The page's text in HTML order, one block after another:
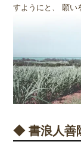
る。2020年、筆を
すようにと、 願い
◆ 書浪人善